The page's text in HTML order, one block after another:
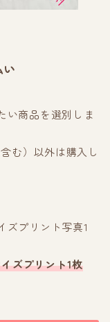
い商品を選別しま
む）以外は購入し
ズプリント写真1
ズプリント1枚